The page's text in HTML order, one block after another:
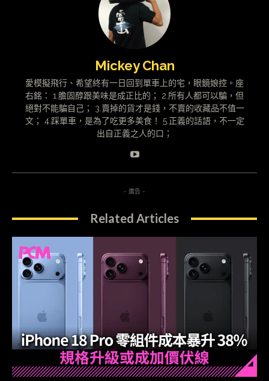
Mickey Chan
愛模擬飛行、希望終有一日回到單車上的宅，眼鏡娘控。座
右銘： 1.膽固醇跟美味是成正比的； 2.所有人都可以騙，但
絕對不能騙自己； 3.賣掉的貨才是錢，不賣的收藏品不值一
文； 4.踩單車，是為了吃更多美食！ 5.正義的話語，不一定
出自正義之人的口；
- 廣告 -
Related Articles